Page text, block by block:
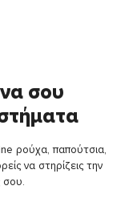
σου
ρούχα, παπούτσια,
να στηρίζεις την
σου.